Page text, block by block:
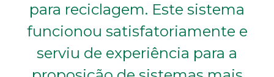
para reciclagem. Este sistema
funcionou satisfatoriamente e
serviu de experiência para a